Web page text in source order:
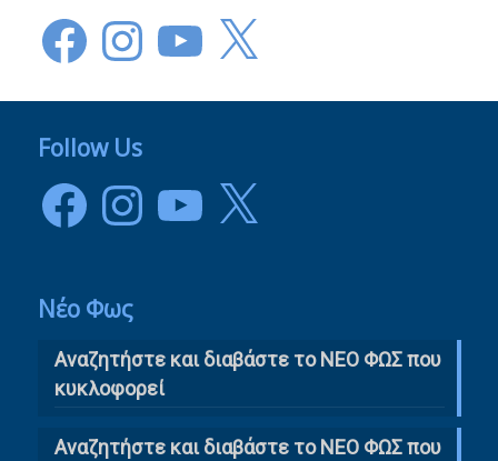
FacebookInstagramYouTube
X
Follow Us
FacebookInstagramYouTube
X
Νέο Φως
Αναζητήστε και διαβάστε το NΕΟ ΦΩΣ που
κυκλοφορεί
Αναζητήστε και διαβάστε το ΝΕΟ ΦΩΣ που